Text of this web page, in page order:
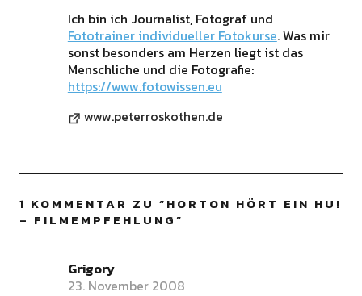
Ich bin ich Journalist, Fotograf und
Fototrainer individueller Fotokurse. Was mir
sonst besonders am Herzen liegt ist das
Menschliche und die Fotografie:
https://www.fotowissen.eu
www.peterroskothen.de
1 KOMMENTAR ZU “HORTON HÖRT EIN HU!
– FILMEMPFEHLUNG”
Grigory
23. November 2008